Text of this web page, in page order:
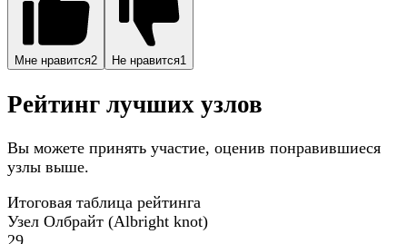
Мне нравится2 Не нравится1
Рейтинг лучших узлов
Вы можете принять участие, оценив понравившиеся
узлы выше.
Итоговая таблица рейтинга
Узел Олбрайт (Albright knot)